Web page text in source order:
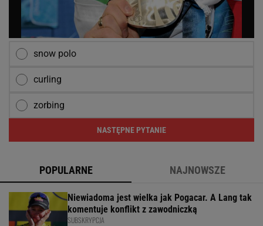
snow polo
curling
zorbing
NASTĘPNE PYTANIE
POPULARNE NAJNOWSZE
Niewiadoma jest wielka jak Pogacar. A Lang tak
komentuje konflikt z zawodniczką
SUBSKRYPCJA